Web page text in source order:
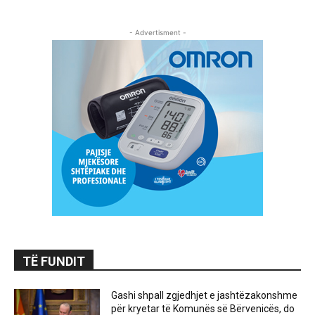
- Advertisment -
TË FUNDIT
Gashi shpall zgjedhjet e jashtëzakonshme
për kryetar të Komunës së Bërvenicës, do